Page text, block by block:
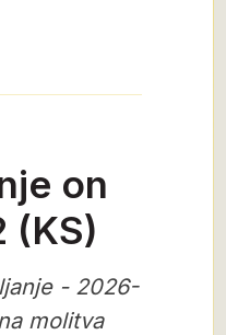
on
(KS)
- 2026-
molitva